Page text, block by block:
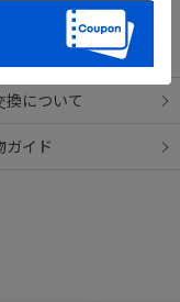
付き
換について
ガイド